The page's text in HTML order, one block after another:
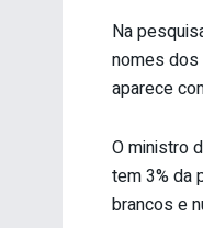
Na
nomes dos
aparece
O ministro
tem 3% da
brancos e